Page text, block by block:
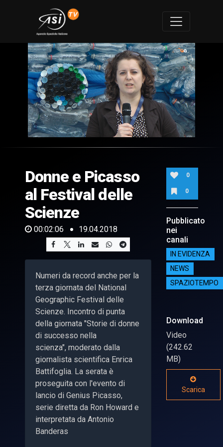
of
6
seconds
Donne e Picasso
al Festival delle
Scienze
00:02:06 19.04.2018
Numeri da record anche per la
terza giornata del National
Geographic Festival delle
Scienze. Incontro di punta
della giornata "Storie di donne
di successo nella
scienza", moderato dalla
giornalista scientifica Enrica
Battifoglia. La serata è
proseguita con l'evento di
lancio di Genius Picasso,
serie diretta da Ron Howard e
interpretata da Antonio
Banderas
0
0
Pubblicato
nei
canali
IN EVIDENZA
NEWS
SPAZIOTEMPO
Download
Video
(242.62
MB)
Scarica